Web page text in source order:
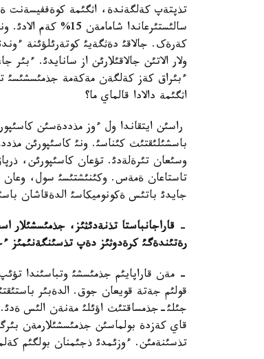
تذپتةپ کةلگةندة، اثگئمة کوةففيسةنت
سالئستئرعاندا
کةرةک. جالاقئ دةثگةيئ کوتةرئلؤئنة
ولار الاتئن جالاقئلارئن از سانايدئ.
ءبئراق کةز کةلگةن مةکةمة جذمئسشئسئ
اثگئمة دالادا قالماي ما؟
راسئن ايتقاندا ول ءوز مذددةسئن
باسشئلئقتئث کئناسئ. ونئ کاسئپورئن
وسئعان تئرةلةدئ. تؤعان کاسئپورئن،
تاستاعان ةمةس. وکئنئشتئسئ سول، وعان
جايدئ باتئس ةکونوميکاسئ الدةقاشان
- قاراجانباستا تذنةدئثئز، جذمئسشئلار
رةتئندةگئ کرةدوثئز دةپ تذسئنگةنئمئز
- مةن قاراپايئم جذمئسشئ وتباسئندا
قولئم جةتة قويعان جوق. الدةبئر
جئلئ-جذمساقتئث اؤئلئ مةنةن الئس ةدئ.
قاي کةزدة بولماسئن جذمئسشئلارمةن
تذسئنةمئن. ءوزئمدئ ذجئمنان بولگئم